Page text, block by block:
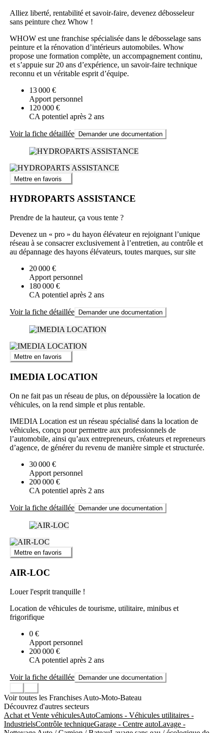
Alliez liberté, rentabilité et savoir-faire, devenez débosseleur
sans peinture chez Whow !
WHOW est une franchise spécialisée dans le débosselage sans
peinture et la rénovation d’intérieurs automobiles. Whow
propose une formation complète, un accompagnement continu,
et s’appuie sur 20 ans d’expérience, un savoir-faire technique
reconnu et un véritable esprit d’équipe.
13 000 €
Apport personnel
120 000 €
CA potentiel après 2 ans
Voir la fiche détaillée Demander une documentation
Mettre en favoris
HYDROPARTS ASSISTANCE
Prendre de la hauteur, ça vous tente ?
Devenez un « pro » du hayon élévateur en rejoignant l’unique
réseau à se consacrer exclusivement à l’entretien, au contrôle et
au dépannage des hayons élévateurs, toutes marques, sur site
20 000 €
Apport personnel
180 000 €
CA potentiel après 2 ans
Voir la fiche détaillée Demander une documentation
Mettre en favoris
IMEDIA LOCATION
On ne fait pas un réseau de plus, on dépoussière la location de
véhicules, on la rend simple et plus rentable.
IMEDIA Location est un réseau spécialisé dans la location de
véhicules, conçu pour permettre aux professionnels de
l’automobile, ainsi qu’aux entrepreneurs, créateurs et repreneurs
d’agence, de générer du revenu de manière simple et structurée.
30 000 €
Apport personnel
200 000 €
CA potentiel après 2 ans
Voir la fiche détaillée Demander une documentation
Mettre en favoris
AIR-LOC
Louer l'esprit tranquille !
Location de véhicules de tourisme, utilitaire, minibus et
frigorifique
0 €
Apport personnel
200 000 €
CA potentiel après 2 ans
Voir la fiche détaillée Demander une documentation
Voir toutes les Franchises Auto-Moto-Bateau
Découvrez d'autres secteurs
Achat et Vente véhiculesAutoCamions - Véhicules utilitaires -
IndustrielsContrôle techniqueGarage - Centre autoLavage -